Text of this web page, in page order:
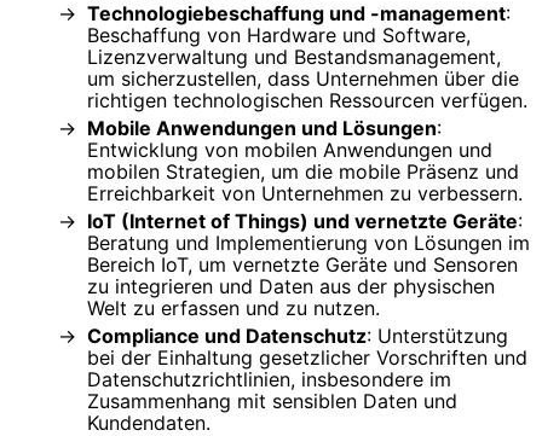
Technologiebeschaffung und -management:
Beschaffung von Hardware und Software,
Lizenzverwaltung und Bestandsmanagement,
um sicherzustellen, dass Unternehmen über die
richtigen technologischen Ressourcen verfügen.
Mobile Anwendungen und Lösungen:
Entwicklung von mobilen Anwendungen und
mobilen Strategien, um die mobile Präsenz und
Erreichbarkeit von Unternehmen zu verbessern.
IoT (Internet of Things) und vernetzte Geräte:
Beratung und Implementierung von Lösungen im
Bereich IoT, um vernetzte Geräte und Sensoren
zu integrieren und Daten aus der physischen
Welt zu erfassen und zu nutzen.
Compliance und Datenschutz: Unterstützung
bei der Einhaltung gesetzlicher Vorschriften und
Datenschutzrichtlinien, insbesondere im
Zusammenhang mit sensiblen Daten und
Kundendaten.